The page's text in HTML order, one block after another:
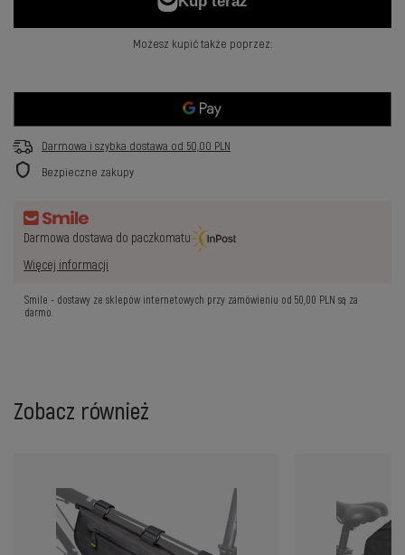
Możesz kupić także poprzez:
Darmowa i szybka dostawa od 50,00 PLN
Bezpieczne zakupy
Darmowa dostawa do paczkomatu
Więcej informacji
Smile - dostawy ze sklepów internetowych przy zamówieniu od50,00 PLN są za
darmo.
Zobacz również